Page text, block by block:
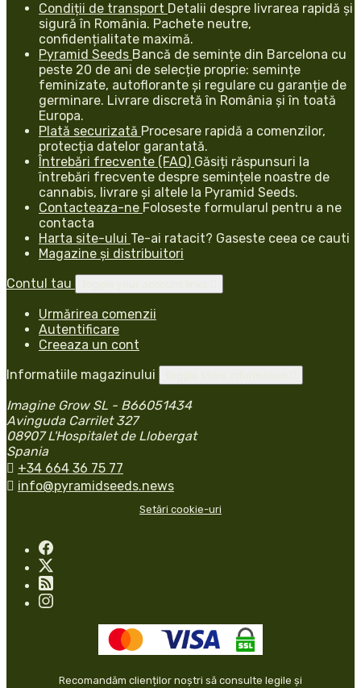
Condiții de transport Detalii despre livrarea rapidă și
sigură în România. Pachete neutre,
confidențialitate maximă.
Pyramid Seeds Bancă de semințe din Barcelona cu
peste 20 de ani de selecție proprie: semințe
feminizate, autoflorante și regulare cu garanție de
germinare. Livrare discretă în România și în toată
Europa.
Plată securizată Procesare rapidă a comenzilor,
protecția datelor garantată.
Întrebări frecvente (FAQ) Găsiți răspunsuri la
întrebări frecvente despre semințele noastre de
cannabis, livrare și altele la Pyramid Seeds.
Contacteaza-ne Foloseste formularul pentru a ne
contacta
Harta site-ului Te-ai ratacit? Gaseste ceea ce cauti
Magazine și distribuitori
Contul tau
Urmărirea comenzii
Autentificare
Creeaza un cont
Informatiile magazinului
Imagine Grow SL - B66051434
Avinguda Carrilet 327
08907 L'Hospitalet de Llobergat
Spania
 +34 664 36 75 77
 info@pyramidseeds.news
Setări cookie-uri
Recomandăm clienților noștri să consulte legile și